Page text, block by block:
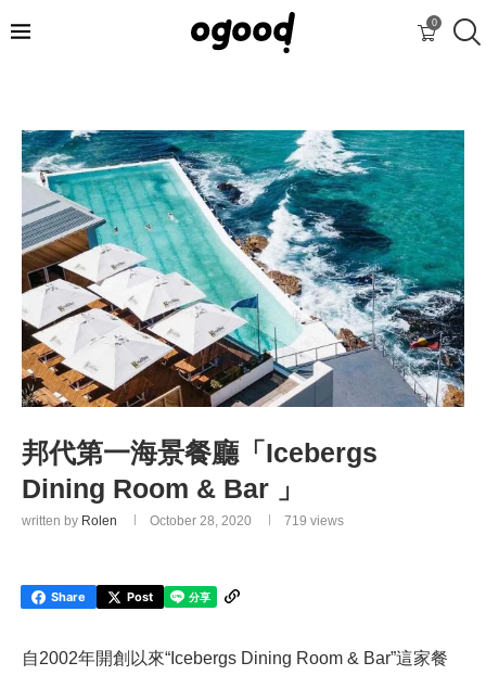
0
邦代第一海景餐廳「Icebergs
Dining Room & Bar 」
written by Rolen October 28, 2020 719 views
Share Post
自2002年開創以來“Icebergs Dining Room & Bar”這家餐